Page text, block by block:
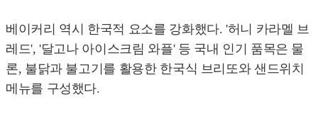
베이커리 역시 한국적 요소를 강화했다. '허니 카라멜 브
레드', '달고나 아이스크림 와플' 등 국내 인기 품목은 물
론, 불닭과 불고기를 활용한 한국식 브리또와 샌드위치
메뉴를 구성했다.